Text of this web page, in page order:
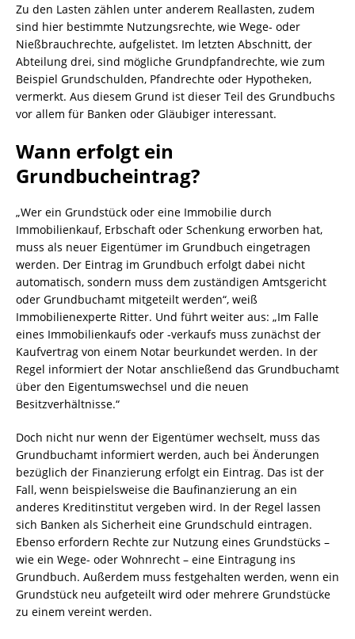
Zu den Lasten zählen unter anderem Reallasten, zudem
sind hier bestimmte Nutzungsrechte, wie Wege- oder
Nießbrauchrechte, aufgelistet. Im letzten Abschnitt, der
Abteilung drei, sind mögliche Grundpfandrechte, wie zum
Beispiel Grundschulden, Pfandrechte oder Hypotheken,
vermerkt. Aus diesem Grund ist dieser Teil des Grundbuchs
vor allem für Banken oder Gläubiger interessant.
Wann erfolgt ein
Grundbucheintrag?
„Wer ein Grundstück oder eine Immobilie durch
Immobilienkauf, Erbschaft oder Schenkung erworben hat,
muss als neuer Eigentümer im Grundbuch eingetragen
werden. Der Eintrag im Grundbuch erfolgt dabei nicht
automatisch, sondern muss dem zuständigen Amtsgericht
oder Grundbuchamt mitgeteilt werden“, weiß
Immobilienexperte Ritter. Und führt weiter aus: „Im Falle
eines Immobilienkaufs oder -verkaufs muss zunächst der
Kaufvertrag von einem Notar beurkundet werden. In der
Regel informiert der Notar anschließend das Grundbuchamt
über den Eigentumswechsel und die neuen
Besitzverhältnisse.“
Doch nicht nur wenn der Eigentümer wechselt, muss das
Grundbuchamt informiert werden, auch bei Änderungen
bezüglich der Finanzierung erfolgt ein Eintrag. Das ist der
Fall, wenn beispielsweise die Baufinanzierung an ein
anderes Kreditinstitut vergeben wird. In der Regel lassen
sich Banken als Sicherheit eine Grundschuld eintragen.
Ebenso erfordern Rechte zur Nutzung eines Grundstücks –
wie ein Wege- oder Wohnrecht – eine Eintragung ins
Grundbuch. Außerdem muss festgehalten werden, wenn ein
Grundstück neu aufgeteilt wird oder mehrere Grundstücke
zu einem vereint werden.